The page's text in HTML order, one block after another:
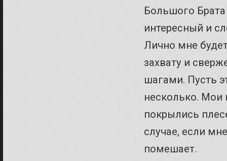
Большого
интересный и
Лично мне
захвату и
шагами. Пусть
несколько.
покрылись
случае, если
помешает.